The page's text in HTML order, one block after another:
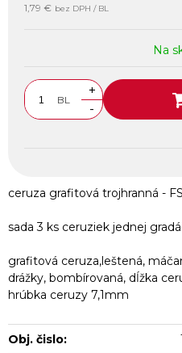
1,79 € bez DPH / BL
Na
BL
+
-
ceruza grafitová trojhranná -
sada 3 ks ceruziek jednej
grafitová ceruza,leštená,
drážky, bombírovaná, dĺžka
hrúbka ceruzy 7,1mm
Obj. čislo: